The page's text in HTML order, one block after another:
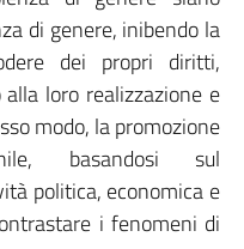
di genere, inibendo la
dei propri diritti,
loro realizzazione e
modo, la promozione
basandosi sul
politica, economica e
i fenomeni di